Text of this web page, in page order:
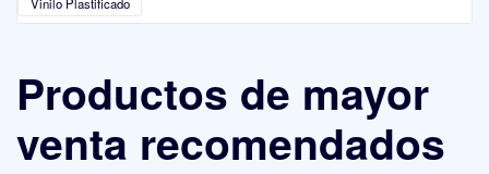
Productos de mayor
venta recomendados